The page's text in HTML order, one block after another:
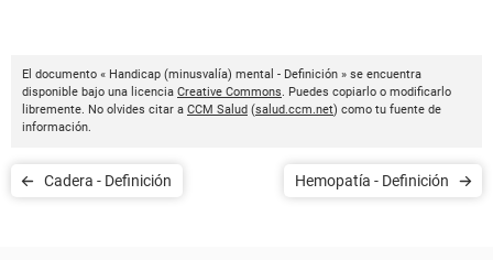
El documento « Handicap (minusvalía) mental - Definición » se encuentra
disponible bajo una licencia Creative Commons. Puedes copiarlo o modificarlo
libremente. No olvides citar a CCM Salud (salud.ccm.net) como tu fuente de
información.
Cadera - Definición Hemopatía - Definición